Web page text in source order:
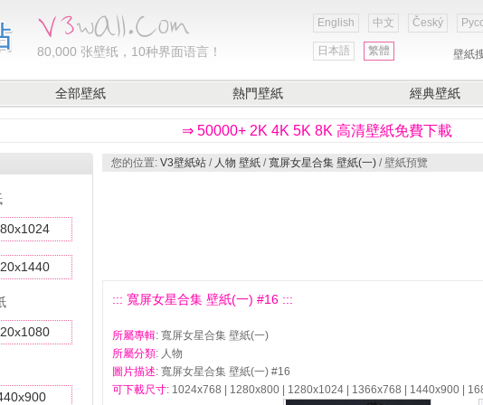
80,000 张壁纸，10种界面语言！
English 中文 Český
日本語 繁體 壁紙
全部壁紙 熱門壁紙 經典壁紙
⇒ 50000+ 2K 4K 5K 8K 高清壁紙免費下載
您的位置: V3壁紙站 / 人物 壁紙 /寬屏女星合集 壁紙(一) / 壁紙預覽
::: 寬屏女星合集 壁紙(一) #16 :::
所屬專輯: 寬屏女星合集 壁紙(一)
所屬分類: 人物
圖片描述: 寬屏女星合集 壁紙(一) #16
可下載尺寸: 1024x768 | 1280x800 | 1280x1024 | 1366x768 | 1440x900 |